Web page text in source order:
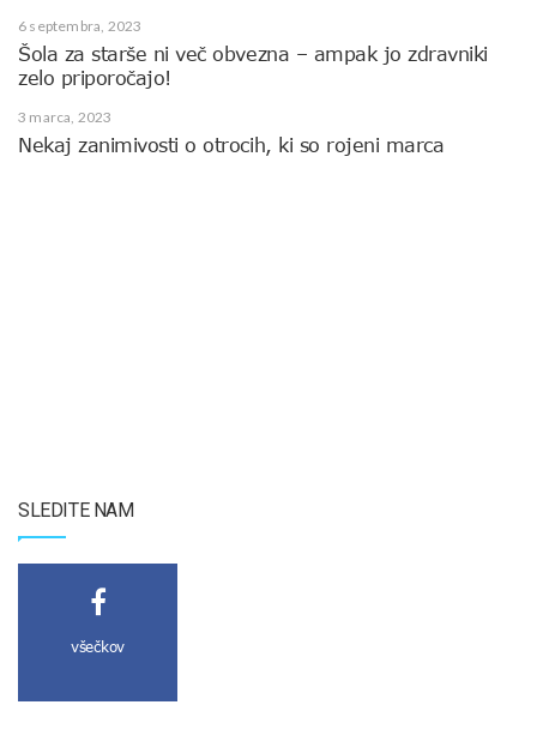
6 septembra, 2023
Šola za starše ni več obvezna – ampak jo zdravniki
zelo priporočajo!
3 marca, 2023
Nekaj zanimivosti o otrocih, ki so rojeni marca
SLEDITE NAM
všečkov